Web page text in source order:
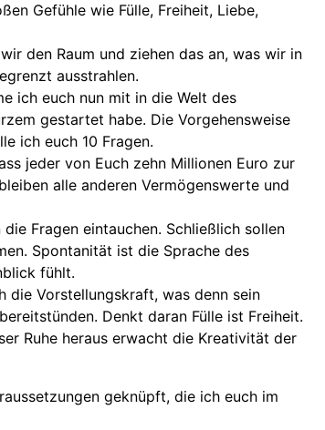
Gefühle wie Fülle, Freiheit, Liebe,
den Raum und ziehen das an, was wir in
ausstrahlen.
ich euch nun mit in die Welt des
gestartet habe. Die Vorgehensweise
ich euch 10 Fragen.
jeder von Euch zehn Millionen Euro zur
alle anderen Vermögenswerte und
Fragen eintauchen. Schließlich sollen
Spontanität ist die Sprache des
fühlt.
die Vorstellungskraft, was denn sein
Denkt daran Fülle ist Freiheit.
Ruhe heraus erwacht die Kreativität der
geknüpft, die ich euch im